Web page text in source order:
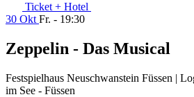
Ticket + Hotel
30 Okt Fr. - 19:30
Zeppelin - Das Musical
Festspielhaus Neuschwanstein Füssen |
im See - Füssen